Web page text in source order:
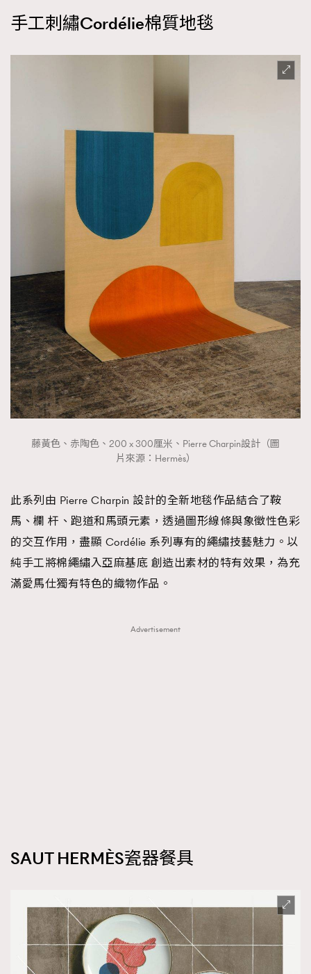
手工刺繡Cordélie棉質地毯
藤黃色、赤陶色、200 x 300厘米、Pierre Charpin設計（圖
片來源：Hermès）
此系列由 Pierre Charpin 設計的全新地毯作品結合了鞍
馬、欄 杆、跑道和馬頭元素，透過圖形線條與象徵性色彩
的交互作用，盡顯 Cordélie 系列專有的繩繡技藝魅力。以
純手工將棉繩繡入亞麻基底 創造出素材的特有效果，為充
滿愛馬仕獨有特色的織物作品。
Advertisement
SAUT HERMÈS瓷器餐具